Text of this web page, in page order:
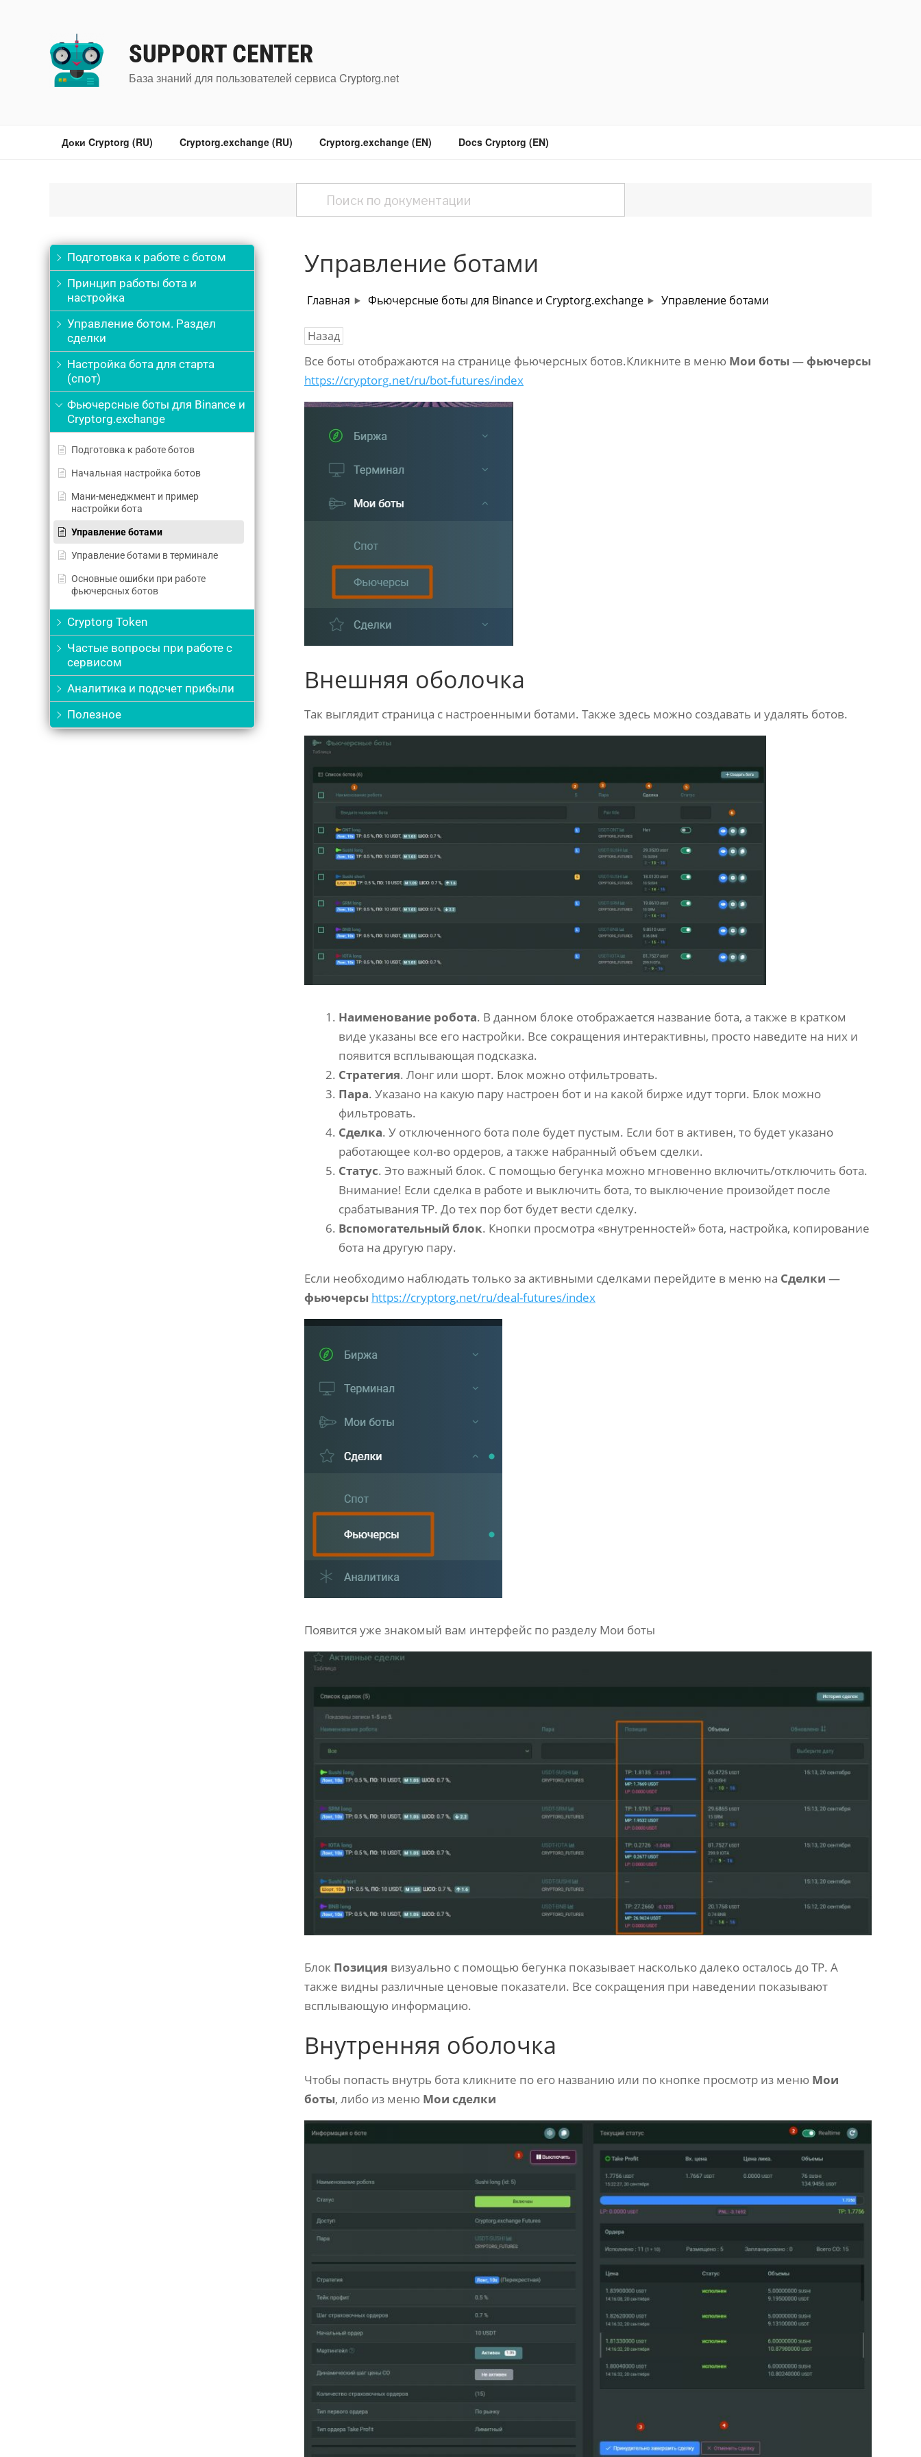
содержимому
SUPPORT CENTER
База знаний для пользователей сервиса Cryptorg.net
Доки Cryptorg (RU) Cryptorg.exchange (RU) Cryptorg.exchange (EN) Docs Cryptorg (EN)
Управление ботами
Главная Фьючерсные боты для Binance и Cryptorg.exchange Управление ботами
Назад
Все боты отображаются на странице фьючерсных ботов.Кликните в меню Мои боты —фьючерсы
https://cryptorg.net/ru/bot-futures/index
Внешняя оболочка
Так выглядит страница с настроенными ботами. Также здесь можно создавать и удалять ботов.
Наименование робота. В данном блоке отображается название бота, а также в кратком
виде указаны все его настройки. Все сокращения интерактивны, просто наведите на них и
появится всплывающая подсказка.
Стратегия. Лонг или шорт. Блок можно отфильтровать.
Пара. Указано на какую пару настроен бот и на какой бирже идут торги. Блок можно
фильтровать.
Сделка. У отключенного бота поле будет пустым. Если бот в активен, то будет указано
работающее кол-во ордеров, а также набранный объем сделки.
Статус. Это важный блок. С помощью бегунка можно мгновенно включить/отключить бота.
Внимание! Если сделка в работе и выключить бота, то выключение произойдет после
срабатывания TP. До тех пор бот будет вести сделку.
Вспомогательный блок. Кнопки просмотра «внутренностей» бота, настройка, копирование
бота на другую пару.
Если необходимо наблюдать только за активными сделками перейдите в меню на Сделки —
фьючерсы https://cryptorg.net/ru/deal-futures/index
Появится уже знакомый вам интерфейс по разделу Мои боты
Блок Позиция визуально с помощью бегунка показывает насколько далеко осталось до TP. А
также видны различные ценовые показатели. Все сокращения при наведении показывают
всплывающую информацию.
Внутренняя оболочка
Чтобы попасть внутрь бота кликните по его названию или по кнопке просмотр из меню Мои
боты, либо из меню Мои сделки
Подготовка к работе с ботом
Принцип работы бота и
настройка
Управление ботом. Раздел
сделки
Настройка бота для старта
(спот)
Фьючерсные боты для Binance и
Cryptorg.exchange
Подготовка к работе ботов
Начальная настройка ботов
Мани-менеджмент и пример
настройки бота
Управление ботами
Управление ботами в терминале
Основные ошибки при работе
фьючерсных ботов
Cryptorg Token
Частые вопросы при работе с
сервисом
Аналитика и подсчет прибыли
Полезное